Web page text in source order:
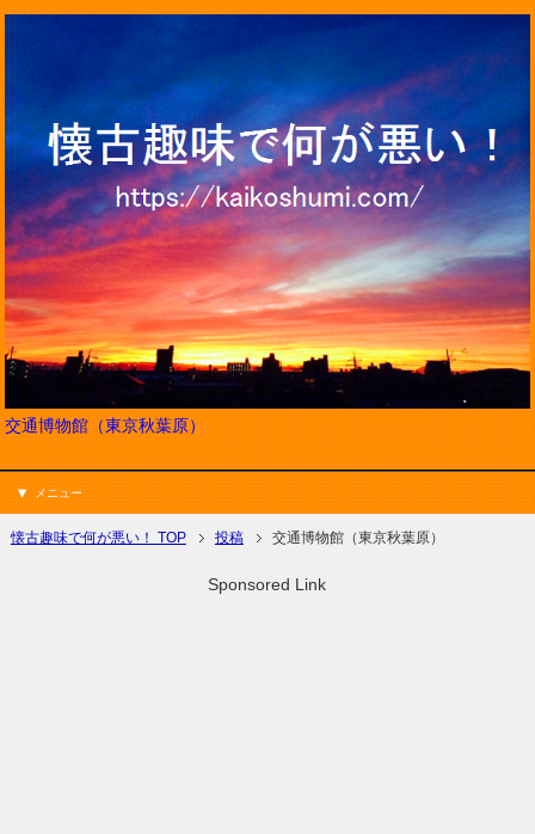
交通博物館（東京秋葉原）
メニュー
懐古趣味で何が悪い！ TOP 投稿 交通博物館（東京秋葉原）
Sponsored Link